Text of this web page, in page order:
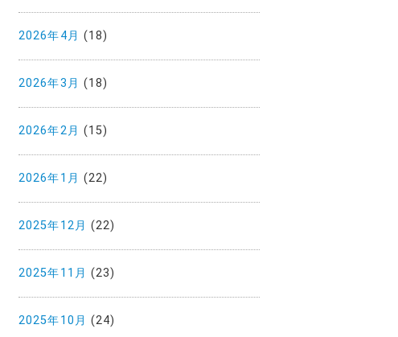
2026年4月 (18)
2026年3月 (18)
2026年2月 (15)
2026年1月 (22)
2025年12月 (22)
2025年11月 (23)
2025年10月 (24)